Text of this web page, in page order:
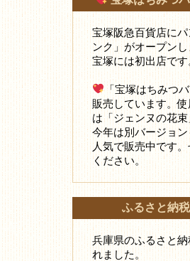
宝塚阪急百貨店に
ンク」がオープンし
宝塚には初出店です
「宝塚はちみつ
販売しています。
は「ジェンヌの花束
今年は別バージョ
人気で販売中です
ください。
ふるさと納
兵庫県のふるさと
れました。